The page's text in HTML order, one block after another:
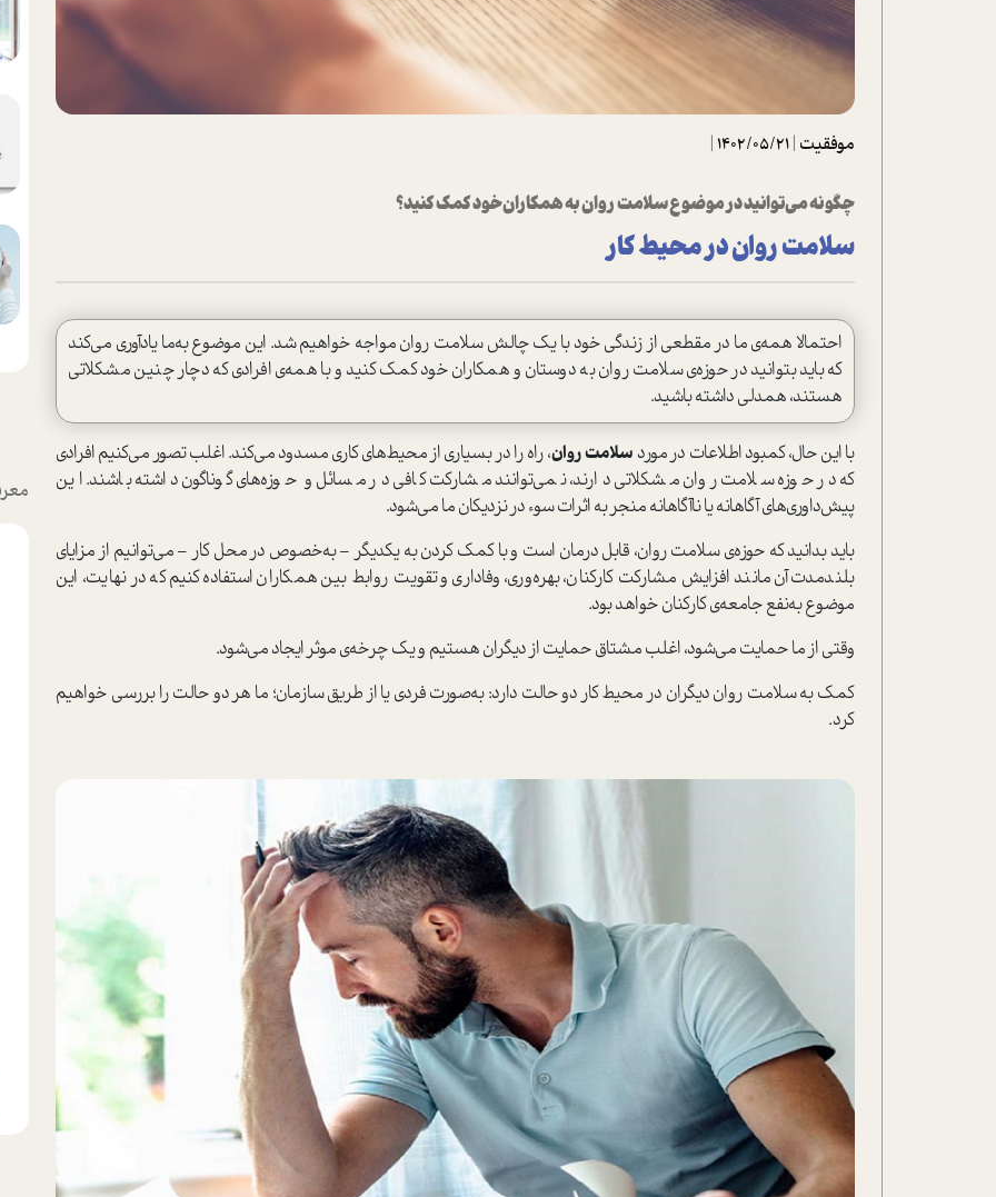
داستان
موفقیت |
1402/05/21
|
چگونه می‌توانید در موضوع سلامت روان به همکاران خود کمک کنید؟
سلامت روان در محیط کار
احتمالا همه‌ی ما در مقطعی از زندگی خود با یک چالش سلامت روان مواجه خواهیم شد. این موضوع به‌ما یادآوری می‌کند
که باید بتوانید در حوزه‌ی سلامت روان به دوستان و همکاران خود کمک کنید و با همه‌ی افرادی که دچار چنین مشکلاتی
هستند، همدلی داشته باشید‌.
با این حال، کمبود اطلاعات در مورد سلامت روان، راه را در بسیاری از محیط‌های کاری مسدود می‌کند. اغلب تصور می‌کنیم افرادی
که در حوزه سلامت روان مشکلاتی دارند، نمی‌توانند مشارکت کافی در مسائل و حوزه‌های گوناگون داشته باشند. این
پیش‌داوری‌های آگاهانه یا ناآگاهانه منجر به اثرات سوء در نزدیکان ما می‌شود.
باید بدانید که حوزه‌ی سلامت روان، قابل درمان است و با کمک کردن به یکدیگر – به‌خصوص در محل کار – می‌توانیم از مزایای
بلندمدت آن مانند افزایش مشارکت کارکنان، بهره‌وری، وفاداری و تقویت روابط بین همکاران استفاده کنیم که در نهایت، این
موضوع به‌نفع جامعه‌ی کارکنان خواهد بود.
وقتی از ما حمایت می‌شود، اغلب مشتاق حمایت از دیگران هستیم و یک چرخه‌ی موثر ایجاد می‌شود.
کمک به سلامت روان دیگران در محیط کار دو حالت دارد: به‌صورت فردی یا از طریق سازمان؛ ما هر دو حالت را بررسی خواهیم
کرد.